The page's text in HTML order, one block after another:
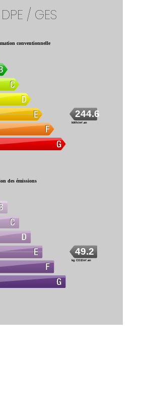
DPE / GES
conventionnelle
244.6
kWh/m².an
des émissions
49.2
kg CO2/m².an